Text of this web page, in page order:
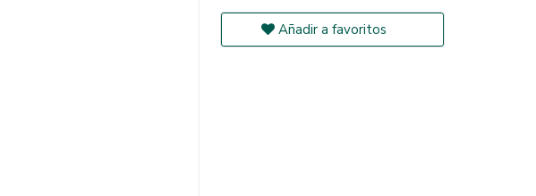
Añadir a favoritos